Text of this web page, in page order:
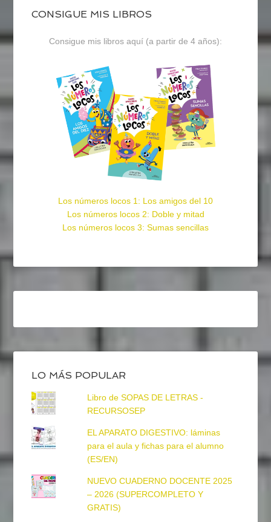
CONSIGUE MIS LIBROS
Consigue mis libros aquí (a partir de 4 años):
Los números locos 1: Los amigos del 10
Los números locos 2: Doble y mitad
Los números locos 3: Sumas sencillas
LO MÁS POPULAR
Libro de SOPAS DE LETRAS -
RECURSOSEP
EL APARATO DIGESTIVO: láminas
para el aula y fichas para el alumno
(ES/EN)
NUEVO CUADERNO DOCENTE 2025
– 2026 (SUPERCOMPLETO Y
GRATIS)